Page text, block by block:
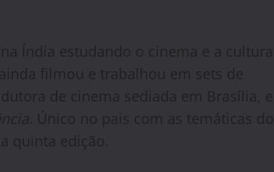
Índia estudando o cinema e a cultura
filmou e trabalhou em sets de
de cinema sediada em Brasília, e
. Único no pais com as temáticas do
quinta edição.